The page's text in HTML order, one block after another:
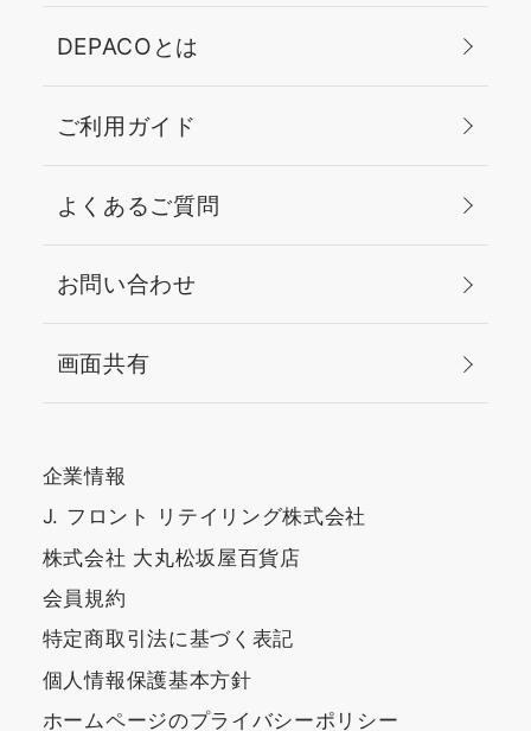
DEPACOとは
ご利用ガイド
よくあるご質問
お問い合わせ
画面共有
企業情報
J. フロント リテイリング株式会社
株式会社 大丸松坂屋百貨店
会員規約
特定商取引法に基づく表記
個人情報保護基本方針
ホームページのプライバシーポリシー